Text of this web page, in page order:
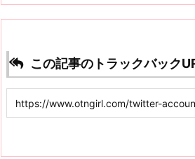
この記事のトラックバック